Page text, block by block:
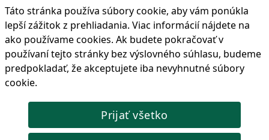
Táto stránka používa súbory cookie, aby vám ponúkla
lepší zážitok z prehliadania. Viac informácií nájdete na
ako používame cookies. Ak budete pokračovať v
používaní tejto stránky bez výslovného súhlasu, budeme
predpokladať, že akceptujete iba nevyhnutné súbory
cookie.
Prijať všetko
+36/30 343 6714
bratislava@lincos.sk
Lincos s.r.o., Rustaveliho 4, 831 06 Bratislava - m. č.
Rača, Slovensko
Iba sídlo firmy